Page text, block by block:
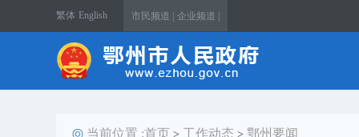
繁体 English 市民频道 | 企业频道 |
当前位置 :首页 > 工作动态 > 鄂州要闻